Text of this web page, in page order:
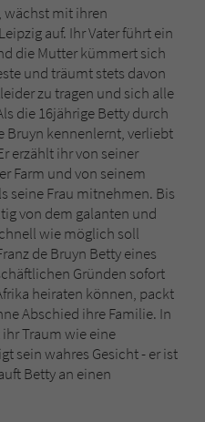
wächst mit ihren
auf. Ihr Vater führt ein
die Mutter kümmert sich
und träumt stets davon
zu tragen und sich alle
die 16jährige Betty durch
Bruyn kennenlernt, verliebt
erzählt ihr von seiner
Farm und von seinem
seine Frau mitnehmen. Bis
von dem galanten und
wie möglich soll
de Bruyn Betty eines
Gründen sofort
heiraten können, packt
Abschied ihre Familie. In
Traum wie eine
sein wahres Gesicht - er ist
Betty an einen